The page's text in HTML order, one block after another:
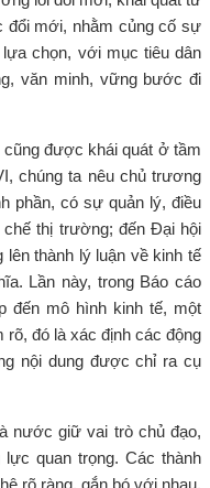
đổi mới, nhằm củng cố sự
chọn, với mục tiêu dân
văn minh, vững bước đi
cũng được khái quát ở tầm
chúng ta nêu chủ trương
phần, có sự quản lý, điều
thị trường; đến Đại hội
thành lý luận về kinh tế
Lần này, trong Báo cáo
đến mô hình kinh tế, một
đó là xác định các động
nội dung được chỉ ra cụ
nước giữ vai trò chủ đạo,
quan trọng. Các thành
rõ ràng, gắn bó với nhau.